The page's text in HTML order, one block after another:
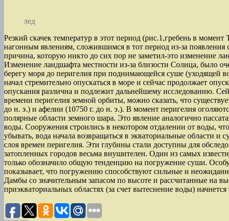
лед
Резкий скачек температур в этот период (рис.1,гребень в
нагонным явлениям, сложившимся в тот период из-за
причина, которую никто до сих пор не заметил-это изменение
Изменение ландшафта местности из-за близости Солнца, было
берегу моря до перигелия при поднимающейся суше (уходящей
начал стремительно опускаться в море и сейчас продолжает
опускания различна и подлежит дальнейшему исследованию.
времени перигелия земной орбиты, можно сказать, что
до н. э.) и афелии (10750 г. до н. э.). В момент перигелия
полярные области земного шара. Это явление аналогично
воды. Сооружения строились в некотором отдалении от воды,
убывать, вода начала возвращаться в экваториальные области
слоя времен перигелия. Эти глубины стали доступны для
затопленных городов весьма внушителен. Один из самых
только обозначило общую тенденцию на погружение суши.
показывает, что погружению способствуют сильные и
Дамбы со значительным запасом по высоте и рассчитанные на
приэкваториальных областях (за счет вытеснение воды)